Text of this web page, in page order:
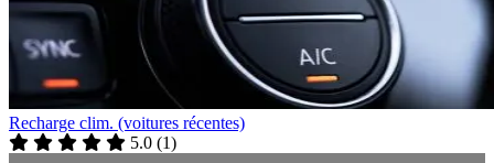
Recharge clim. (voitures récentes)
5.0 (1)